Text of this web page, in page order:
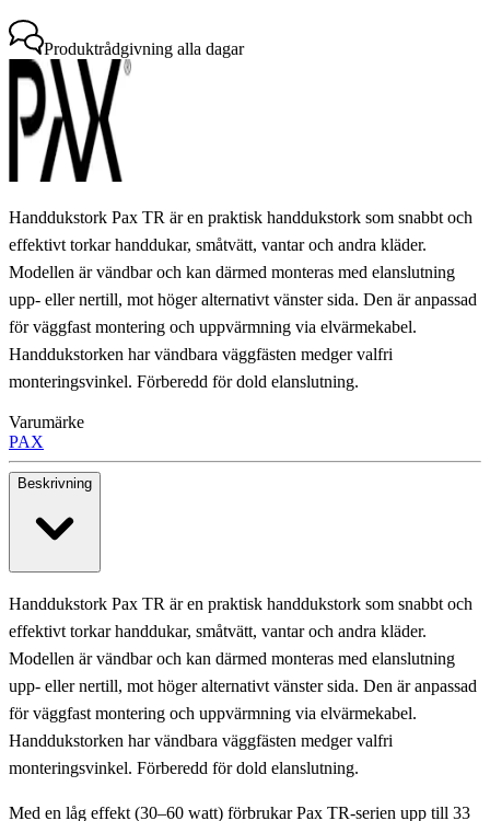
Produktrådgivning alla dagar
Handdukstork Pax TR är en praktisk handdukstork som snabbt och
effektivt torkar handdukar, småtvätt, vantar och andra kläder.
Modellen är vändbar och kan därmed monteras med elanslutning
upp- eller nertill, mot höger alternativt vänster sida. Den är anpassad
för väggfast montering och uppvärmning via elvärmekabel.
Handdukstorken har vändbara väggfästen medger valfri
monteringsvinkel. Förberedd för dold elanslutning.
Varumärke
PAX
Beskrivning
Handdukstork Pax TR är en praktisk handdukstork som snabbt och
effektivt torkar handdukar, småtvätt, vantar och andra kläder.
Modellen är vändbar och kan därmed monteras med elanslutning
upp- eller nertill, mot höger alternativt vänster sida. Den är anpassad
för väggfast montering och uppvärmning via elvärmekabel.
Handdukstorken har vändbara väggfästen medger valfri
monteringsvinkel. Förberedd för dold elanslutning.
Med en låg effekt (30–60 watt) förbrukar Pax TR-serien upp till 33